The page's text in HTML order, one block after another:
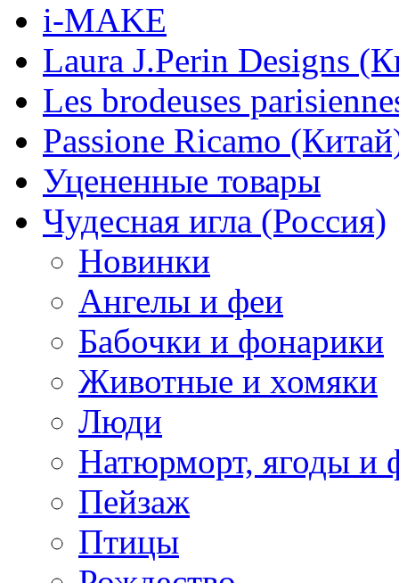
i-MAKE
Laura J.Perin Designs
Les brodeuses
Passione Ricamo
Уцененные товары
Чудесная игла (Россия)
Новинки
Ангелы и феи
Бабочки и фонарики
Животные и хомяки
Люди
Натюрморт, ягоды и
Пейзаж
Птицы